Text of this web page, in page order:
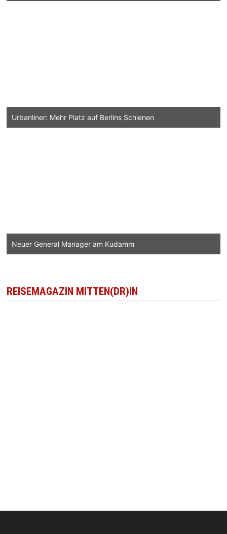
Urbanliner: Mehr Platz auf Berlins Schienen
Neuer General Manager am Kudamm
REISEMAGAZIN MITTEN(DR)IN